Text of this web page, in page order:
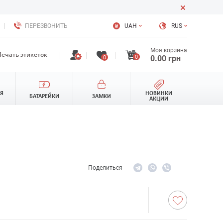
ПЕРЕЗВОНИТЬ UAH RUS
0 0
Моя корзина
0.00 грн
этикеток
БАТАРЕЙКИ ЗАМКИ
НОВИНКИ
АКЦИИ
Поделиться